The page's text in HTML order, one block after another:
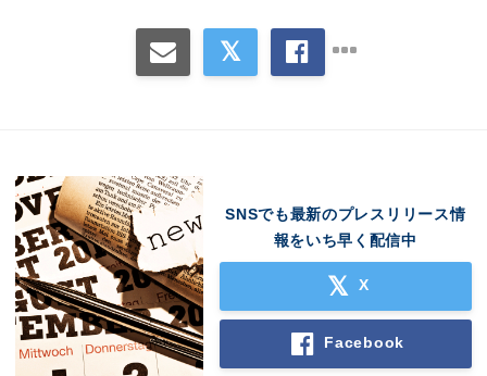
SNSでも最新のプレスリリース情
報をいち早く配信中
X
Facebook